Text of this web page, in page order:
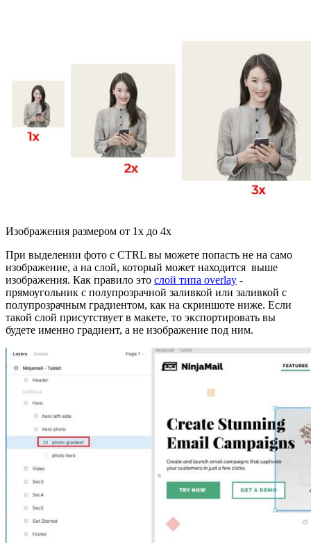
Изображения размером от 1x до 4x
При выделении фото с CTRL вы можете попасть не на само
изображение, а на слой, который может находится выше
изображения. Как правило это слой типа overlay -
прямоугольник с полупрозрачной заливкой или заливкой с
полупрозрачным градиентом, как на скриншоте ниже. Если
такой слой присутствует в макете, то экспортировать вы
будете именно градиент, а не изображение под ним.